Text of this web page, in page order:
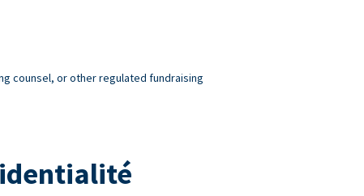
counsel, or other regulated fundraising